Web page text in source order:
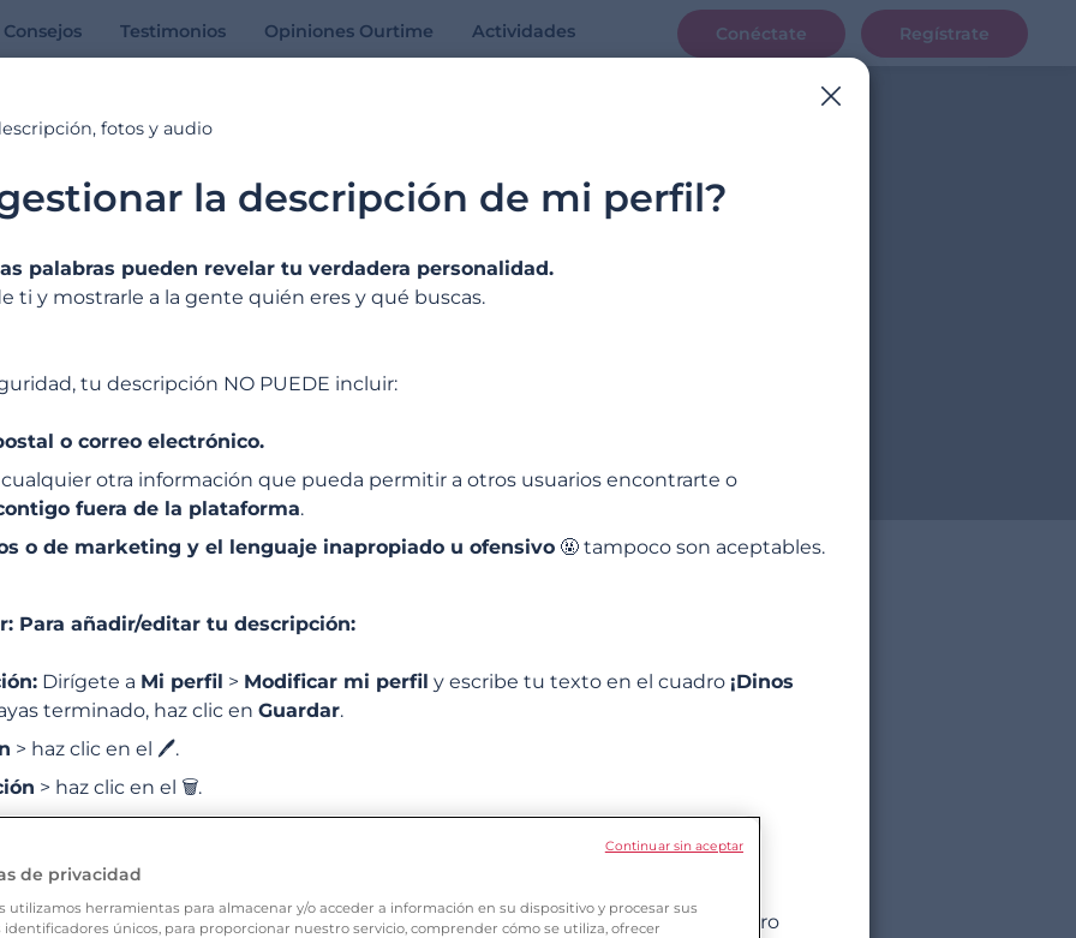
Consejos Testimonios Opiniones Ourtime Actividades Conéctate Regístrate
Ayuda en línea
fotos y audio
la descripción de mi perfil?
palabras pueden revelar tu verdadera personalidad.
ti y mostrarle a la gente quién eres y qué buscas.
tu descripción NO PUEDE incluir:
o correo electrónico.
otra información que pueda permitir a otros usuarios encontrarte o
fuera de la plataforma.
o de marketing y el lenguaje inapropiado u ofensivo 🤬 tampoco son aceptables.
Para añadir/editar tu descripción:
Dirígete a Mi perfil > Modificar mi perfil y escribe tu texto en el cuadro¡Dinos
terminado, haz clic enGuardar.
> haz clic en el 🖊.
> haz clic en el 🗑.
aplicación: Para añadir/editar tu descripción:
Pulsa en la secciónYo>Modificar mi perfil> Introduce tu texto en el cuadro
de privacidad
utilizamos herramientas para almacenar y/o acceder a información en su dispositivo y procesar sus
únicos, para proporcionar nuestro servicio, comprender cómo se utiliza, ofrecer
Continuar sin aceptar